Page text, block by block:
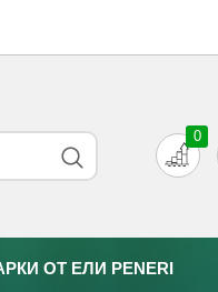
0
ОТ EЛИ PENERI